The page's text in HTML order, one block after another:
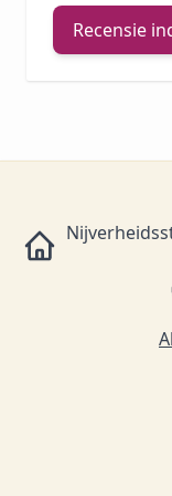
Recensie